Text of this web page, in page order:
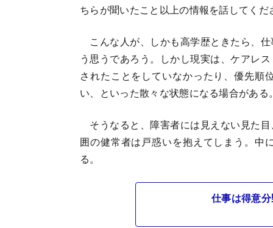
ちらが聞いたこと以上の情報を話してくだ
こんな人が、しかも高学歴ときたら、
う思うであろう。しかし現実は、ケアレ
されたことをしていなかったり、優先順
い、といった散々な状態になる場合がある
そうなると、障害者には見えない見た
囲の健常者は戸惑いを抱えてしまう。中
る。
仕事は得意